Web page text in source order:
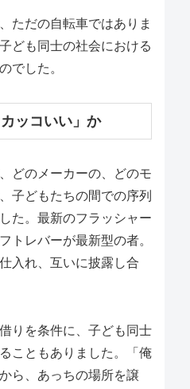
ただの自転車ではありま
ども同士の社会における
でした。
ッコいい」か
どのメーカーの、どのモ
子どもたちの間での序列
た。最新のフラッシャー
トレバーが最新型の者。
入れ、互いに披露し合
りを条件に、子ども同士
こともありました。「俺
ら、あっちの場所を譲